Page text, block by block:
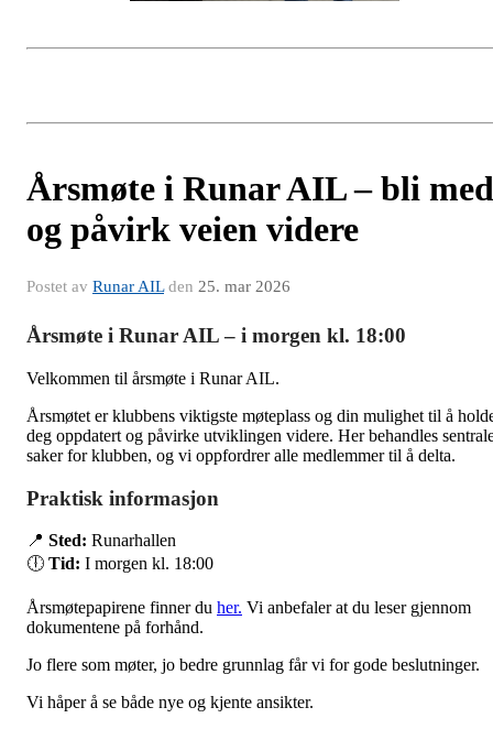
Årsmøte i Runar AIL – bli med
og påvirk veien videre
Postet av Runar AILden 25. mar 2026
Årsmøte i Runar AIL – i morgen kl. 18:00
Velkommen til årsmøte i Runar AIL.
Årsmøtet er klubbens viktigste møteplass og din mulighet til å
deg oppdatert og påvirke utviklingen videre. Her behandles
saker for klubben, og vi oppfordrer alle medlemmer til å delta.
Praktisk informasjon
📍 Sted: Runarhallen
🕕 Tid: I morgen kl. 18:00
Årsmøtepapirene finner du her. Vi anbefaler at du leser gjennom
dokumentene på forhånd.
Jo flere som møter, jo bedre grunnlag får vi for gode beslutninger.
Vi håper å se både nye og kjente ansikter.